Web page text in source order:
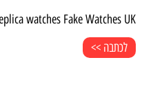
watches Fake Watches UK
לכתבה >>